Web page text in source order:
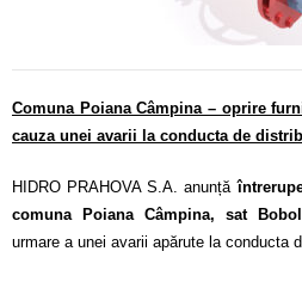
Comuna Poiana Câmpina – oprire
cauza unei avarii la conducta de
HIDRO PRAHOVA S.A. anunță
comuna Poiana Câmpina, sat
urmare a unei avarii apărute la conducta